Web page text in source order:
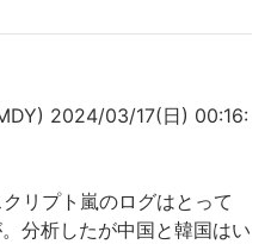
2024/03/17(日) 00:16:
リプト嵐のログはとって
分析したが中国と韓国はい